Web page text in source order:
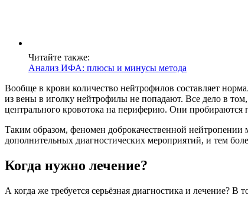
Читайте также:
Анализ ИФА: плюсы и минусы метода
Вообще в крови количество нейтрофилов составляет
из вены в иголку нейтрофилы не попадают. Все дело в
центрального кровотока на периферию. Они пробираются
Таким образом, феномен доброкачественной
дополнительных диагностических мероприятий, и тем
Когда нужно лечение?
А когда же требуется серьёзная диагностика и лечение?